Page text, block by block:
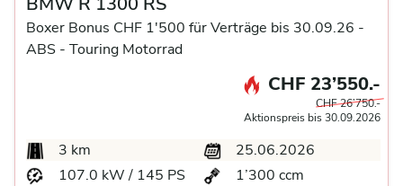
Boxer Bonus CHF 1'500 für Verträge bis 30.09.26 -
ABS - Touring Motorrad
CHF 23’550.-
CHF 26’750.-
Aktionspreis bis 30.09.2026
3 km
25.06.2026
107.0 kW / 145 PS
1’300 ccm